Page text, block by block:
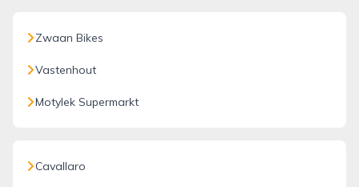
Zwaan Bikes
Vastenhout
Motylek Supermarkt
Cavallaro